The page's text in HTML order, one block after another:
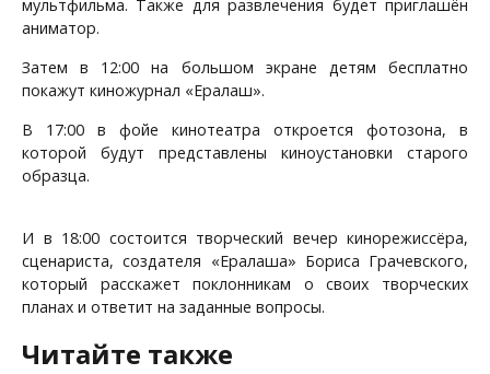
мультфильма. Также для развлечения будет приглашён
аниматор.
Затем в 12:00 на большом экране детям бесплатно
покажут киножурнал «Ералаш».
В 17:00 в фойе кинотеатра откроется фотозона, в
которой будут представлены киноустановки старого
образца.
И в 18:00 состоится творческий вечер кинорежиссёра,
сценариста, создателя «Ералаша» Бориса Грачевского,
который расскажет поклонникам о своих творческих
планах и ответит на заданные вопросы.
Читайте также